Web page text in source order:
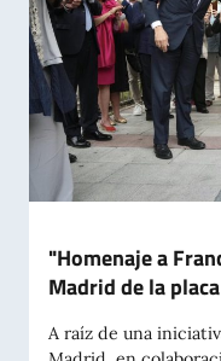
"Homenaje a
Madrid de la
A raíz de una